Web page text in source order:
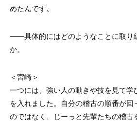
めたんです。
――具体的にはどのようなことに取り
か。
＜宮崎＞
一つには、強い人の動きや技を見て学
を入れました。自分の稽古の順番が回
のではなく、じーっと先輩たちの稽